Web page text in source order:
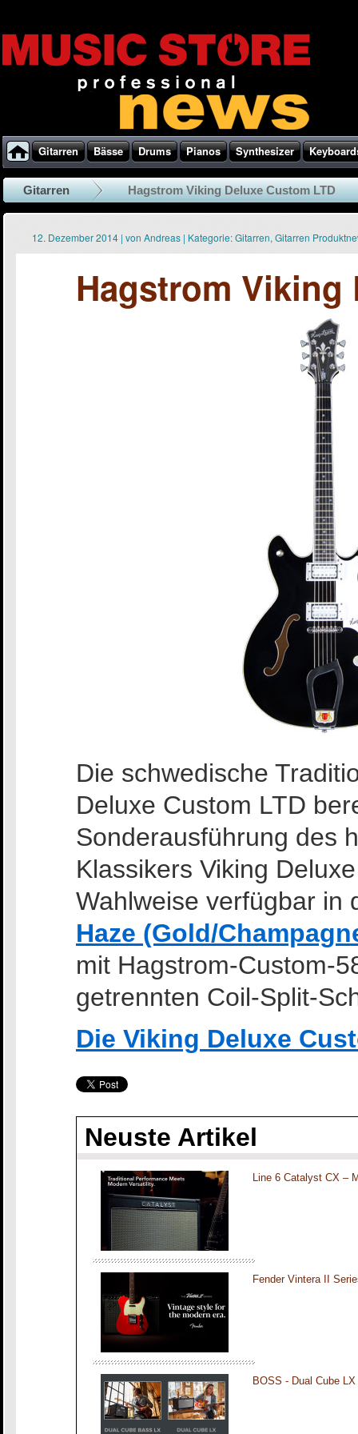
Gitarren Bässe Drums Pianos Synthesizer
Gitarren Hagstrom Viking Deluxe Custom LTD
12. Dezember 2014 | von Andreas | Kategorie:Gitarren, Gitarren
Hagstrom Viking
Die schwedische
Deluxe Custom LTD
Sonderausführung des
Klassikers Viking
Wahlweise verfügbar in
Haze (Gold/
mit Hagstrom-Custom-
getrennten Coil-Split-
Die Viking Deluxe
Neuste Artikel
Line 6 Catalyst CX –
Fender Vintera II
BOSS - Dual Cube